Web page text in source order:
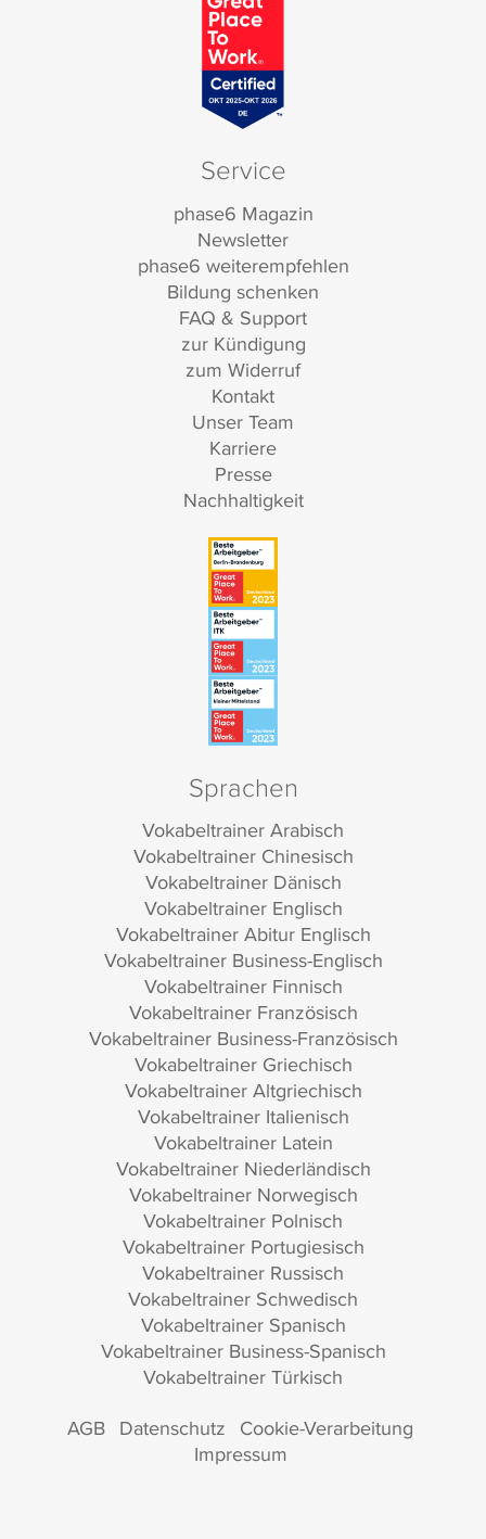
Service
phase6 Magazin
Newsletter
phase6 weiterempfehlen
Bildung schenken
FAQ & Support
zur Kündigung
zum Widerruf
Kontakt
Unser Team
Karriere
Presse
Nachhaltigkeit
Sprachen
Vokabeltrainer Arabisch
Vokabeltrainer Chinesisch
Vokabeltrainer Dänisch
Vokabeltrainer Englisch
Vokabeltrainer Abitur Englisch
Vokabeltrainer Business-Englisch
Vokabeltrainer Finnisch
Vokabeltrainer Französisch
Vokabeltrainer Business-Französisch
Vokabeltrainer Griechisch
Vokabeltrainer Altgriechisch
Vokabeltrainer Italienisch
Vokabeltrainer Latein
Vokabeltrainer Niederländisch
Vokabeltrainer Norwegisch
Vokabeltrainer Polnisch
Vokabeltrainer Portugiesisch
Vokabeltrainer Russisch
Vokabeltrainer Schwedisch
Vokabeltrainer Spanisch
Vokabeltrainer Business-Spanisch
Vokabeltrainer Türkisch
AGB Datenschutz Cookie-Verarbeitung
Impressum